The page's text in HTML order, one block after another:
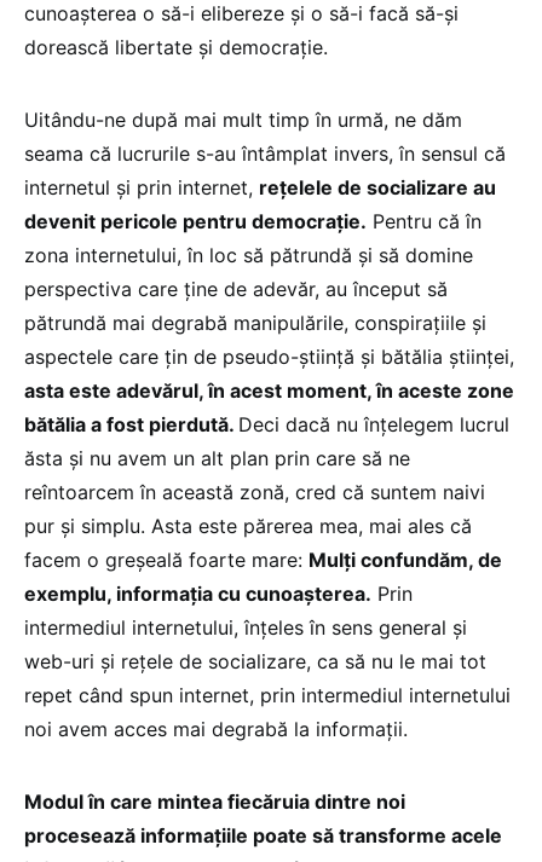
cunoașterea o să-i elibereze și o să-i facă să-și
dorească libertate și democrație.
Uitându-ne după mai mult timp în urmă, ne dăm
seama că lucrurile s-au întâmplat invers, în sensul că
internetul și prin internet, rețelele de socializare au
devenit pericole pentru democrație. Pentru că în
zona internetului, în loc să pătrundă și să domine
perspectiva care ține de adevăr, au început să
pătrundă mai degrabă manipulările, conspirațiile și
aspectele care țin de pseudo-știință și bătălia științei,
asta este adevărul, în acest moment, în aceste zone
bătălia a fost pierdută. Deci dacă nu înțelegem lucrul
ăsta și nu avem un alt plan prin care să ne
reîntoarcem în această zonă, cred că suntem naivi
pur și simplu. Asta este părerea mea, mai ales că
facem o greșeală foarte mare: Mulți confundăm, de
exemplu, informația cu cunoașterea. Prin
intermediul internetului, înțeles în sens general și
web-uri și rețele de socializare, ca să nu le mai tot
repet când spun internet, prin intermediul internetului
noi avem acces mai degrabă la informații.
Modul în care mintea fiecăruia dintre noi
procesează informațiile poate să transforme acele